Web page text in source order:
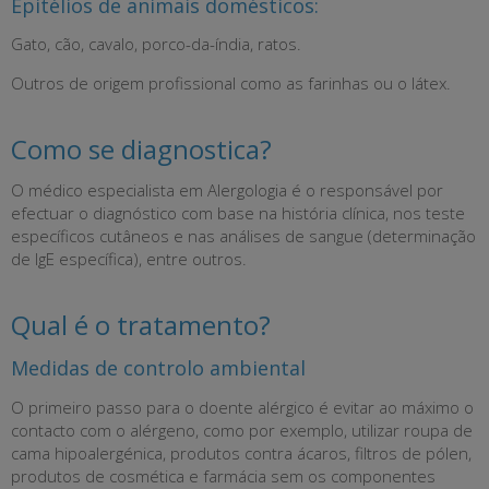
Gato, cão, cavalo, porco-da-índia, ratos.
Outros de origem profissional como as farinhas ou o látex.
Como se diagnostica?
O médico especialista em Alergologia é o responsável por
efectuar o diagnóstico com base na história clínica, nos teste
específicos cutâneos e nas análises de sangue (determinação
de IgE específica), entre outros.
Qual é o tratamento?
Medidas de controlo ambiental
O primeiro passo para o doente alérgico é evitar ao máximo o
contacto com o alérgeno, como por exemplo, utilizar roupa de
cama hipoalergénica, produtos contra ácaros, filtros de pólen,
produtos de cosmética e farmácia sem os componentes